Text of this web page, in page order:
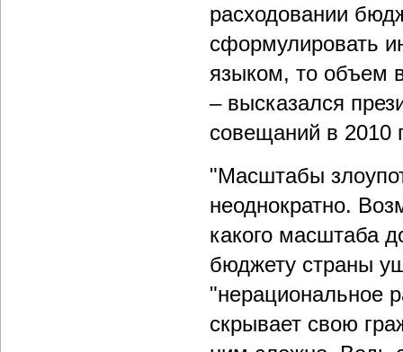
расходовании
сформулировать
языком, то объем
– высказался
совещаний в 2010
"Масштабы
неоднократно.
какого масштаба
бюджету страны
"нерациональное
скрывает свою